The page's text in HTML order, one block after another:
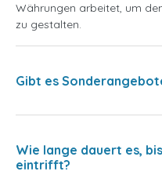
Währungen arbeitet, um
zu gestalten.
Gibt es
Wie lange dauert es,
eintrifft?